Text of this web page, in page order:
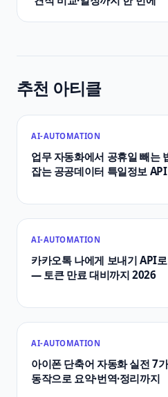
추천 아티클
AI-AUTOMATION
업무 자동화에서 공휴일 빼는
잡는 공공데이터 특일정보
AI-AUTOMATION
카카오톡 나에게 보내기 API
— 토큰 만료 대비까지 2026
AI-AUTOMATION
아이폰 단축어 자동화 실전 7
동작으로 요약·번역·정리까지